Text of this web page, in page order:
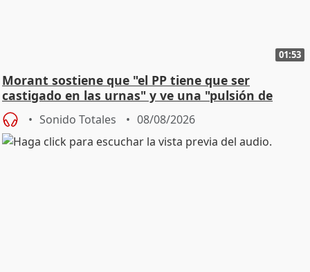
01:53
Morant sostiene que "el PP tiene que ser
castigado en las urnas" y ve una "pulsión de
cambio"
Sonido Totales 08/08/2026